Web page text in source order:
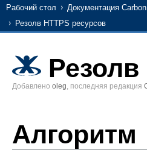
Рабочий стол Документация
Резолв HTTPS ресурсов
Резолв
Добавлено oleg, последняя редакция
Алгоритм